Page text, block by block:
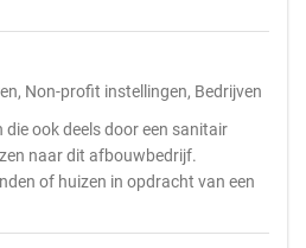
Non-profit instellingen, Bedrijven
ook deels door een sanitair
naar dit afbouwbedrijf.
of huizen in opdracht van een